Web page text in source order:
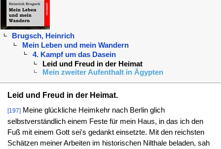
Brugsch, Heinrich
Mein Leben und mein Wandern
4. Kampf um das Dasein
Leid und Freud in der Heimat
Mein zweiter Aufenthalt in Ägypten
Leid und Freud in der Heimat.
[197]Meine glückliche Heimkehr nach Berlin glich
selbstverständlich einem Feste für mein Haus, in das ich den
Fuß mit einem Gott sei's gedankt einsetzte. Mit den reichsten
Schätzen meiner Arbeiten im historischen Nilthale beladen, sah